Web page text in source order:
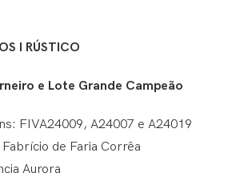
I RÚSTICO
e Lote Grande Campeão
FIVA24009, A24007 e A24019
de Faria Corrêa
Aurora